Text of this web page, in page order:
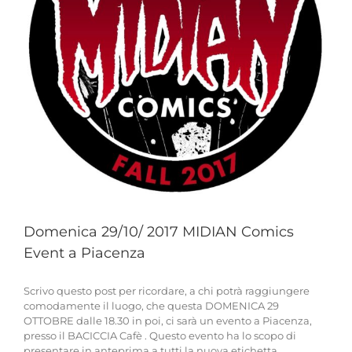
Domenica 29/10/ 2017 MIDIAN Comics
Event a Piacenza
Scrivo questo post per ricordare, a chi potrà raggiungere
comodamente il luogo, che questa DOMENICA 29
OTTOBRE dalle 18.30 in poi, ci sarà un evento a Piacenza,
presso il BACICCIA Cafè . Questo evento ha lo scopo di